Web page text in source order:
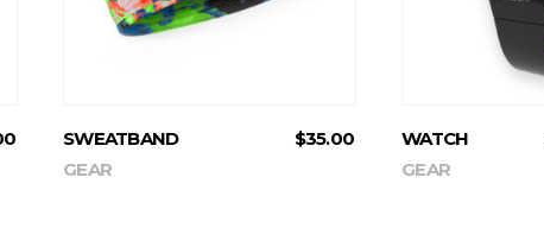
SWEATBAND $35.00
GEAR
WATCH
GEAR